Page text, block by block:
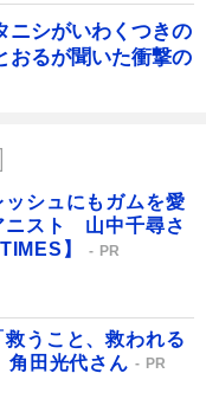
ニシがいわくつきの
るが聞いた衝撃の
シュにもガムを愛
ニスト 山中千尋さ
】
PR
救うこと、救われる
田光代さん
PR